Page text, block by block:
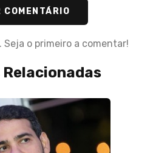
COMENTÁRIO
o primeiro a comentar!